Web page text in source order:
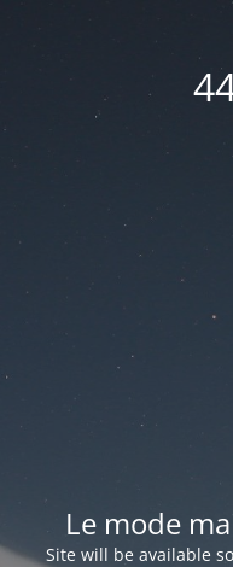
Le mode
Site will be available